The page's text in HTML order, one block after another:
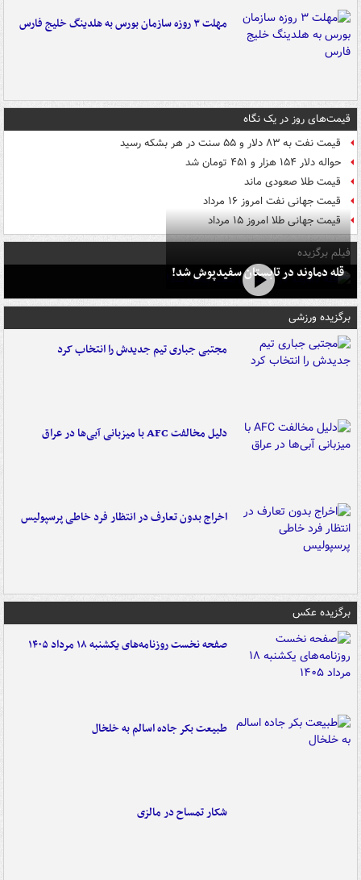
مهلت ۳ روزه سازمان بورس به هلدینگ خلیج فارس
قیمت‌های روز در یک نگاه
قیمت نفت به ۸۳ دلار و ۵۵ سنت در هر بشکه رسید
حواله دلار ۱۵۴ هزار و ۴۵۱ تومان شد
قیمت طلا صعودی ماند
قیمت جهانی نفت امروز ۱۶ مرداد
قیمت جهانی طلا امروز ۱۵ مرداد
فیلم برگزیده
قله دماوند در تابستان سفیدپوش شد!
برگزیده ورزشی
مجتبی جباری تیم جدیدش را انتخاب کرد
دلیل مخالفت AFC با میزبانی آبی‌ها در عراق
اخراج بدون تعارف در انتظار فرد خاطی پرسپولیس
برگزیده عکس
صفحه نخست روزنامه‌های یکشنبه ۱۸ مرداد ۱۴۰۵
طبیعت بکر جاده اسالم به خلخال
شکار تمساح در مالزی